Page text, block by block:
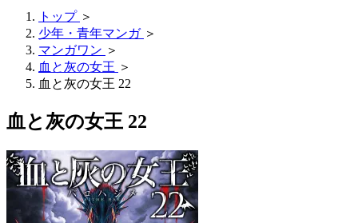
トップ ＞
少年・青年マンガ ＞
マンガワン ＞
血と灰の女王 ＞
血と灰の女王 22
血と灰の女王 22